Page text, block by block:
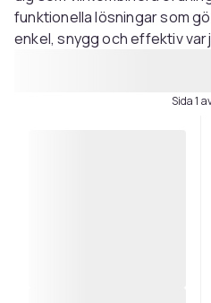
funktionella lösningar som
enkel, snygg och effektiv
Sida 1